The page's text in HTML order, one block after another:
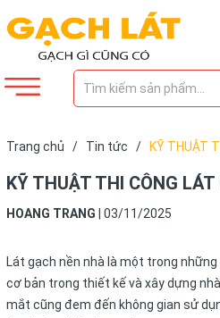
Trang chủ / Tin tức / KỸ THUẬT
KỸ THUẬT THI CÔNG
HOANG TRANG 03/11/2025
Lát gạch nền nhà là một trong
cơ bản trong thiết kế và xây dựng
mắt cũng đem đến không gian sử